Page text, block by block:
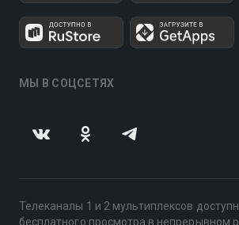
МЫ В СОЦСЕТЯХ
Телеканалы 1 и 2 мультиплексов
бесплатного просмотра в непрерывном